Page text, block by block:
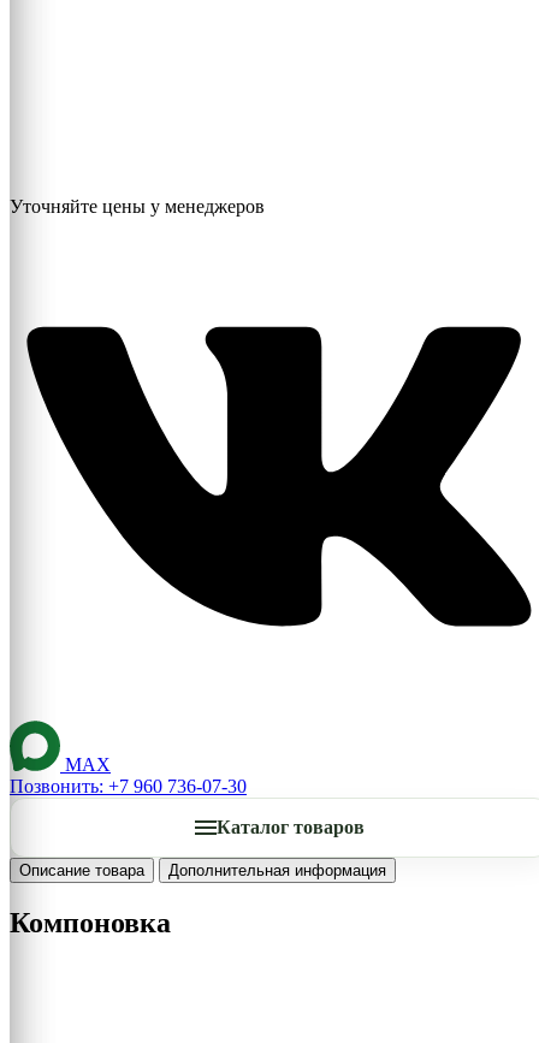
Уточняйте цены у менеджеров
MAX
Позвонить: +7 960 736-07-30
Каталог товаров
Описание товара Дополнительная информация
Компоновка